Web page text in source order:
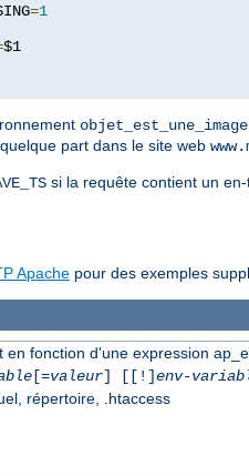
=1
$1
objet_est_une_image
part dans le site web
si la requête contient un
Apache pour des exemples
fonction d'une expression
[=valeur] [[!]env-
répertoire, .htaccess